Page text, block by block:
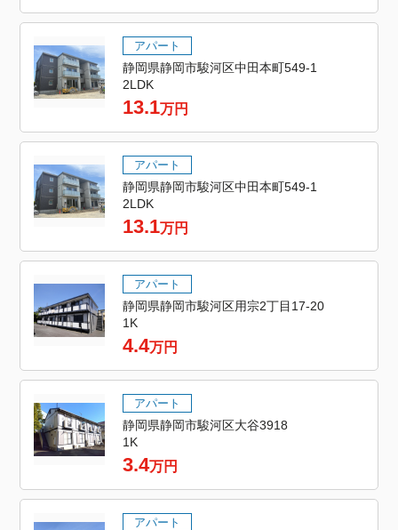
アパート
静岡県静岡市駿河区中田本町549-1
2LDK
13.1万円
アパート
静岡県静岡市駿河区中田本町549-1
2LDK
13.1万円
アパート
静岡県静岡市駿河区用宗2丁目17-20
1K
4.4万円
アパート
静岡県静岡市駿河区大谷3918
1K
3.4万円
アパート